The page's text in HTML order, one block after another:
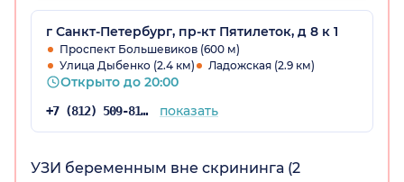
г Санкт-Петербург, пр-кт Пятилеток, д 8 к 1
Проспект Большевиков (600 м)
Улица Дыбенко (2.4 км)
Ладожская (2.9 км)
Открыто до 20:00
+7 (812) 509-81-98 показать
УЗИ беременным вне скрининга (2